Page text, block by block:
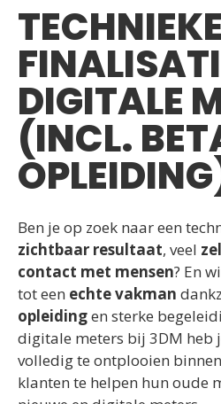
DIGITALE
(INCL.
Ben je op zoek naar een
zichtbaar resultaat, veel
contact met mensen? En
tot een echte vakman
opleidingen sterke
digitale meters bij 3DM heb
volledig te ontplooien
klanten te helpen hun oude